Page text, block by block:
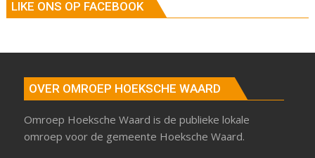
LIKE ONS OP FACEBOOK
OVER OMROEP HOEKSCHE WAARD
Omroep Hoeksche Waard is de publieke lokale
omroep voor de gemeente Hoeksche Waard.